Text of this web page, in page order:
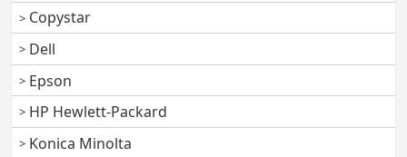
Copystar
Dell
Epson
HP Hewlett-Packard
Konica Minolta